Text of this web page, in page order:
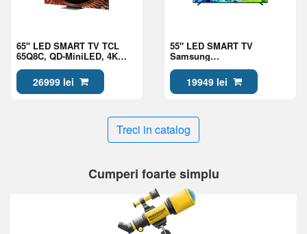
65" LED SMART TV TCL
65Q8C, QD-MiniLED, 4K
UHD, Google TV, Black
26999 lei
55" LED SMART TV
Samsung
QE55QN80HAUXUA, Mini
LED 4K UHD, Tizen OS,
Black19949 lei
Treci in catalog
Cumperi foarte simplu